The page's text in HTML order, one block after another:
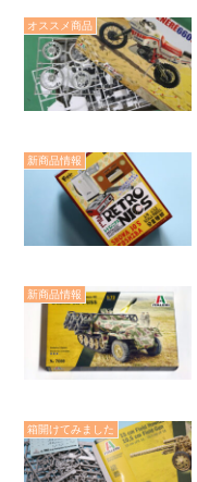
オススメ商品
新商品情報
新商品情報
箱開けてみました